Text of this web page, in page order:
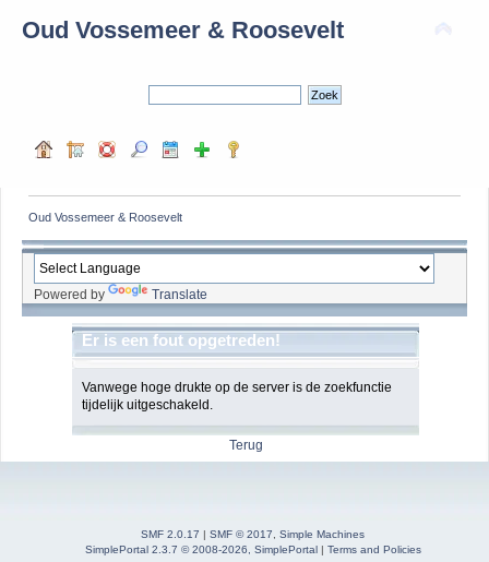
Oud Vossemeer & Roosevelt
Oud Vossemeer & Roosevelt
Powered by Translate
Er is een fout opgetreden!
Vanwege hoge drukte op de server is de zoekfunctie
tijdelijk uitgeschakeld.
Terug
SMF 2.0.17 | SMF © 2017
Simple Machines
SimplePortal 2.3.7 © 2008-2026, SimplePortal| Terms and Policies